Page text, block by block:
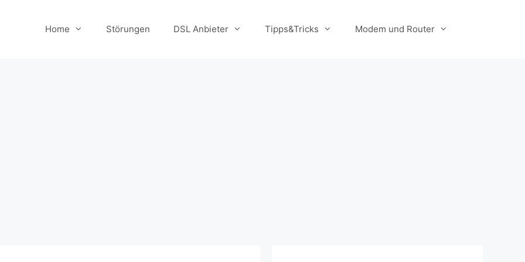
Home Störungen DSL Anbieter Tipps&Tricks Modem und Router